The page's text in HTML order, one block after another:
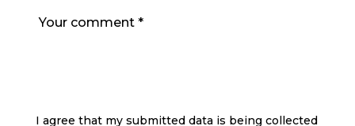
I agree that my submitted data is being collected